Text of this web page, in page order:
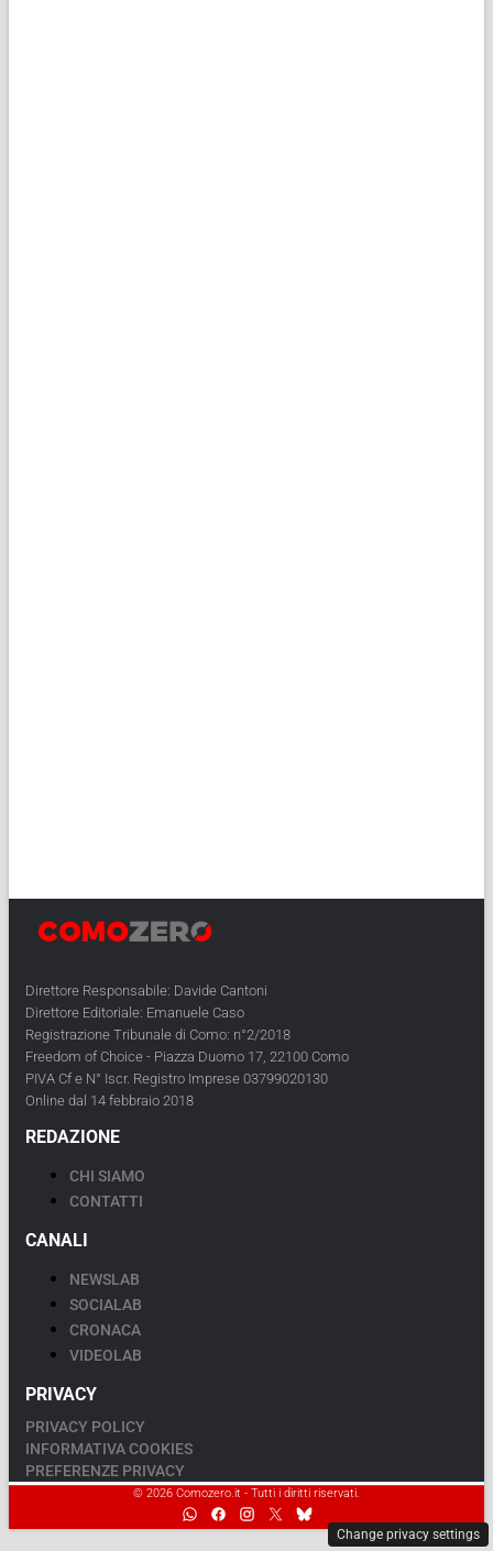
Direttore Responsabile: Davide Cantoni
Direttore Editoriale: Emanuele Caso
Registrazione Tribunale di Como: n°2/2018
Freedom of Choice - Piazza Duomo 17, 22100 Como
PIVA Cf e N° Iscr. Registro Imprese 03799020130
Online dal 14 febbraio 2018
REDAZIONE
CHI SIAMO
CONTATTI
CANALI
NEWSLAB
SOCIALAB
CRONACA
VIDEOLAB
PRIVACY
PRIVACY POLICY
INFORMATIVA COOKIES
PREFERENZE PRIVACY
© 2026 Comozero.it - Tutti i diritti riservati.
Change privacy settings